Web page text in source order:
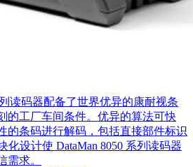
读码器配备了世界优异的康耐视条
的工厂车间条件。优异的算法可快
的条码进行解码，包括直接部件标识
块化设计使 DataMan 8050 系列读码器
求。